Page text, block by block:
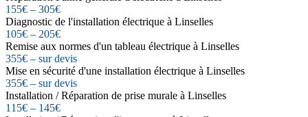
155€ – 305€
Diagnostic de l'installation électrique à Linselles
105€ – 205€
Remise aux normes d'un tableau électrique à Linselles
355€ – sur devis
Mise en sécurité d'une installation électrique à Linselles
355€ – sur devis
Installation / Réparation de prise murale à Linselles
115€ – 145€